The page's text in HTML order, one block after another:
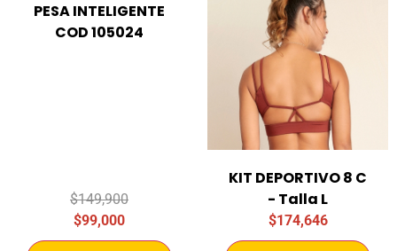
PESA INTELIGENTE
COD 105024
$149,900
$99,000
KIT DEPORTIVO 8 C
- Talla L
$174,646